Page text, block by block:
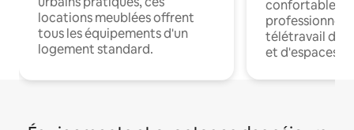
locations meublées offrent
tous les équipements d'un
logement standard.
confortables
professionnels
télétravail
et d'espaces